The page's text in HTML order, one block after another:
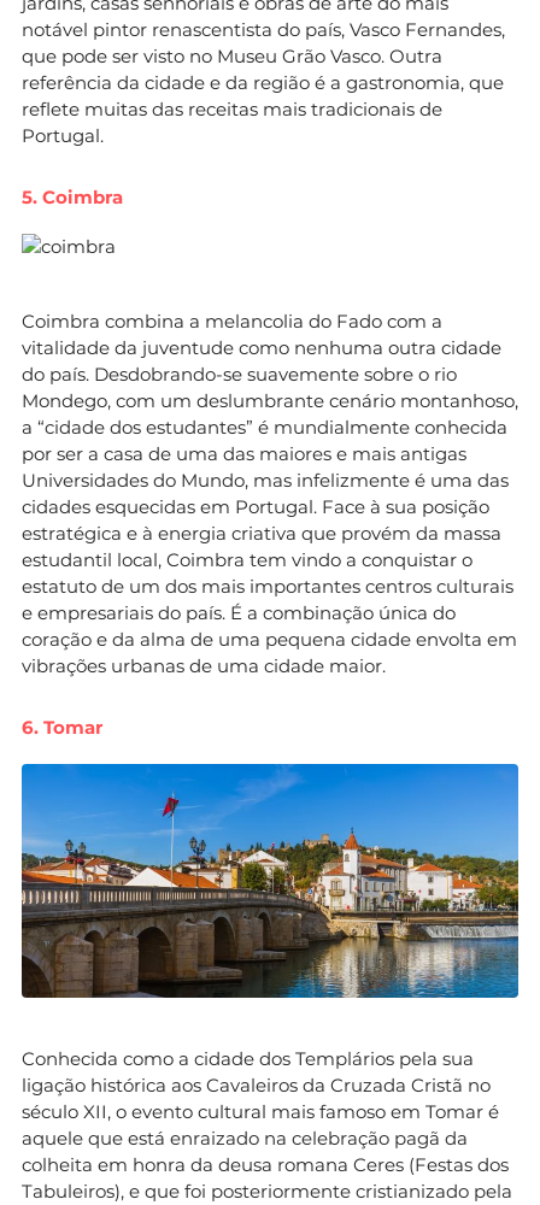
notável pintor renascentista do país, Vasco Fernandes,
que pode ser visto no Museu Grão Vasco. Outra
referência da cidade e da região é a gastronomia, que
reflete muitas das receitas mais tradicionais de
Portugal.
5. Coimbra
Coimbra combina a melancolia do Fado com a
vitalidade da juventude como nenhuma outra cidade
do país. Desdobrando-se suavemente sobre o rio
Mondego, com um deslumbrante cenário montanhoso,
a “cidade dos estudantes” é mundialmente conhecida
por ser a casa de uma das maiores e mais antigas
Universidades do Mundo, mas infelizmente é uma das
cidades esquecidas em Portugal. Face à sua posição
estratégica e à energia criativa que provém da massa
estudantil local, Coimbra tem vindo a conquistar o
estatuto de um dos mais importantes centros culturais
e empresariais do país. É a combinação única do
coração e da alma de uma pequena cidade envolta em
vibrações urbanas de uma cidade maior.
6. Tomar
Conhecida como a cidade dos Templários pela sua
ligação histórica aos Cavaleiros da Cruzada Cristã no
século XII, o evento cultural mais famoso em Tomar é
aquele que está enraizado na celebração pagã da
colheita em honra da deusa romana Ceres (Festas dos
Tabuleiros), e que foi posteriormente cristianizado pela